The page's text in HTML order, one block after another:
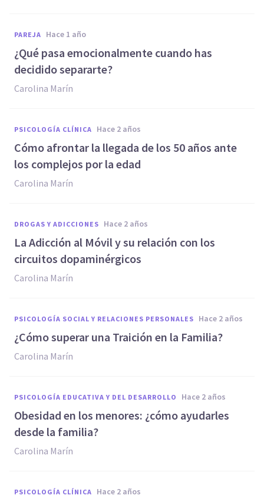
PAREJA hace 1 año
¿Qué pasa emocionalmente cuando has
decidido separarte?
Carolina Marín
PSICOLOGÍA CLÍNICA hace 2 años
Cómo afrontar la llegada de los 50 años ante
los complejos por la edad
Carolina Marín
DROGAS Y ADICCIONES hace 2 años
La Adicción al Móvil y su relación con los
circuitos dopaminérgicos
Carolina Marín
PSICOLOGÍA SOCIAL Y RELACIONES PERSONALES hace 2 años
¿Cómo superar una Traición en la Familia?
Carolina Marín
PSICOLOGÍA EDUCATIVA Y DEL DESARROLLO hace 2 años
Obesidad en los menores: ¿cómo ayudarles
desde la familia?
Carolina Marín
PSICOLOGÍA CLÍNICA hace 2 años